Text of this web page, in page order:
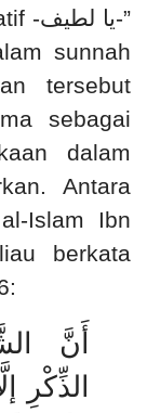
-يا لطيف-”
sunnah
tersebut
sebagai
dalam
Antara
Islam Ibn
berkata
أَنَّ
الذِّكْرِ